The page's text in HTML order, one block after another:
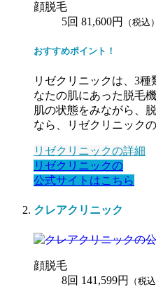
顔脱毛
5回 81,600円
（税込）
おすすめポイント！
リゼクリニックは、3
なたの肌にあった脱毛
肌の状態をみながら、
なら、リゼクリニック
リゼクリニックの詳細
リゼクリニックの
公式サイトはこちら
クレアクリニック
顔脱毛
8回 141,599円
（税込